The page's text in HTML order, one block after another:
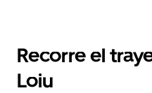
Recorre el
Loiu